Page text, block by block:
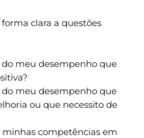
clara a questões
do meu desempenho que
do meu desempenho que
ou que necessito de
minhas competências em